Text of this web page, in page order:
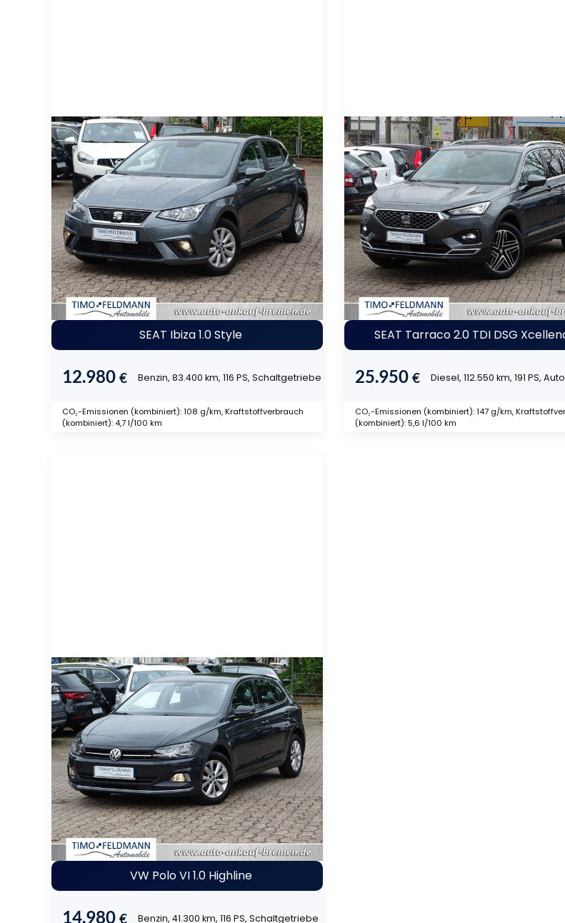
SEAT Ibiza 1.0 Style
12.980 € Benzin, 83.400 km, 116 PS, Schaltgetriebe
CO₂-Emissionen (kombiniert): 108 g/km, Kraftstoffverbrauch
(kombiniert): 4,7 l/100 km
SEAT Tarraco 2.0 TDI DSG
25.950 € Diesel, 112.550 km, 191 PS,
CO₂-Emissionen (kombiniert): 147 g/km,
(kombiniert): 5,6 l/100 km
VW Polo VI 1.0 Highline
14.980 € Benzin, 41.300 km, 116 PS, Schaltgetriebe